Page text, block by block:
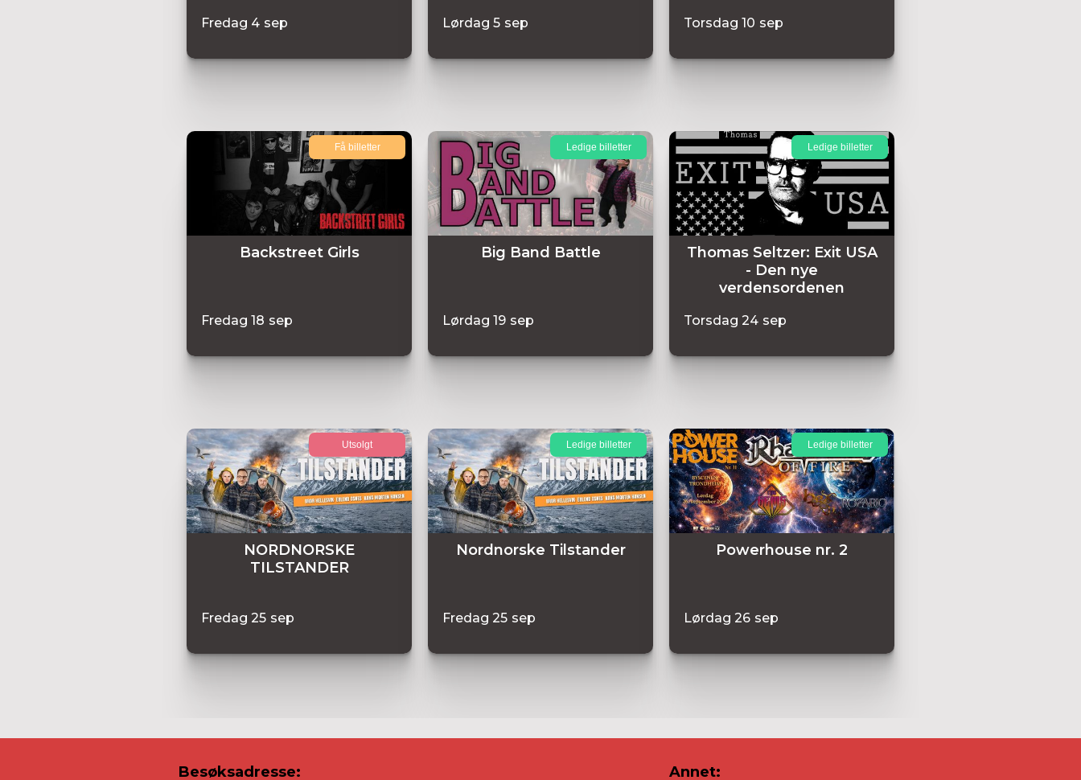
Fredag 4 sep Lørdag 5 sep Torsdag 10 sep
Backstreet Girls
Fredag 18 sep
Få billetter
Big Band Battle
Lørdag 19 sep
Ledige billetter
Thomas Seltzer: Exit USA
- Den nye
verdensordenen
Torsdag 24 sep
Ledige billetter
NORDNORSKE
TILSTANDER
Fredag 25 sep
Utsolgt
Nordnorske Tilstander
Fredag 25 sep
Ledige billetter
Powerhouse nr. 2
Lørdag 26 sep
Ledige billetter
Besøksadresse: Annet: